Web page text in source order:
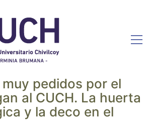
pedidos por el
al CUCH. La huerta
y la deco en el